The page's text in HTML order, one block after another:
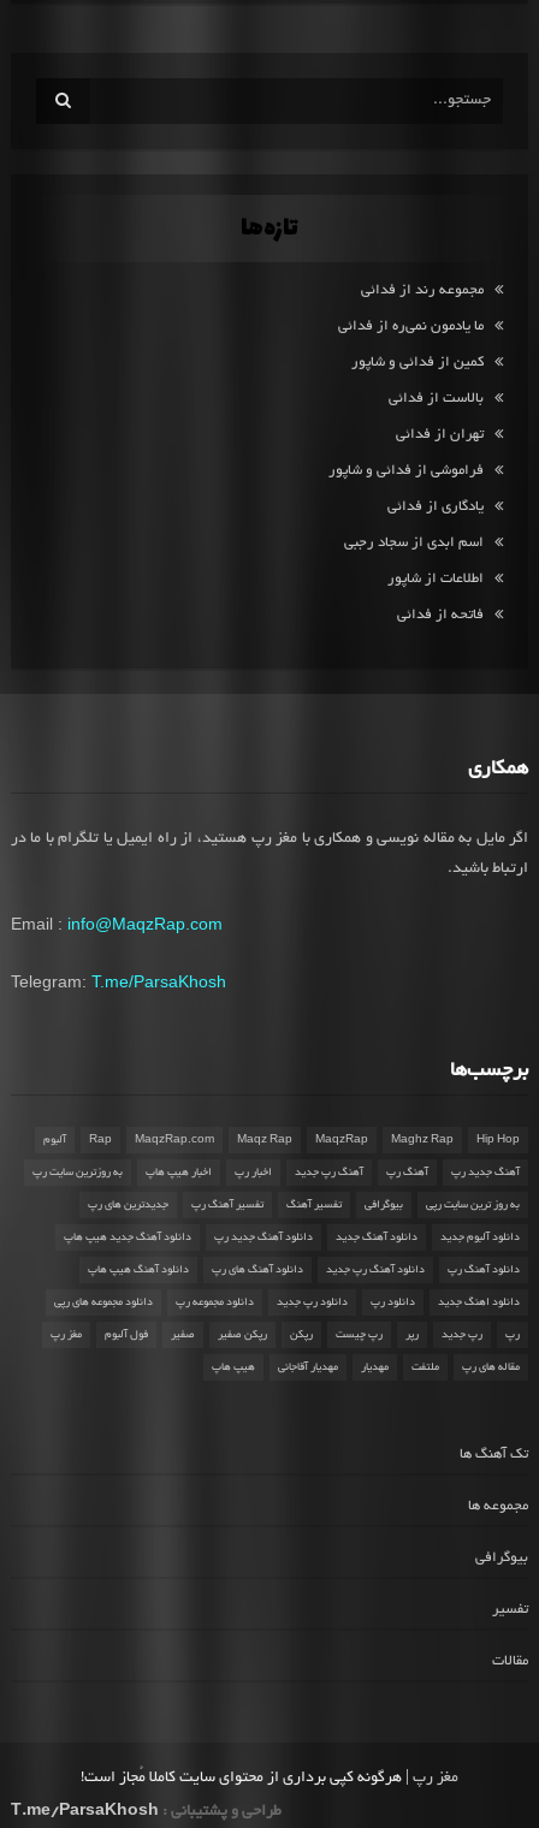
تازه‌ها
مجموعه رند از فدائی
ما یادمون نمی‌ره از فدائی
کمین از فدائی و شاپور
بالاست از فدائی
تهران از فدائی
فراموشی از فدائی و شاپور
یادگاری از فدائی
اسم ابدی از سجاد رجبی
اطلاعات از شاپور
فاتحه از فدائی
همکاری
اگر مایل به مقاله نویسی و همکاری با مغز رپ هستید، از راه ایمیل یا تلگرام با ما در
ارتباط باشید.
Email : info@MaqzRap.com
Telegram: T.me/ParsaKhosh
برچسب‌ها
Hip Hop
Maghz Rap
MaqzRap
Maqz Rap
MaqzRap.com
Rap آلبوم
آهنگ جدید رپ آهنگ رپ آهنگ رپ جدید اخبار رپ اخبار هیپ هاپ به روزترین سایت رپ
به روز ترین سایت رپی بیوگرافی تفسیر آهنگ تفسیر آهنگ رپ جدیدترین های رپ
دانلود آلبوم جدید دانلود آهنگ جدید دانلود آهنگ جدید رپ دانلود آهنگ جدید هیپ هاپ
دانلود آهنگ رپ دانلود آهنگ رپ جدید دانلود آهنگ های رپ دانلود آهنگ هیپ هاپ
دانلود اهنگ جدید دانلود رپ دانلود رپ جدید دانلود مجموعه رپ دانلود مجموعه های رپی
رپ رپ جدید رپر رپ چیست رپکن رپکن صفیر صفیر فول آلبوم مغز رپ
مقاله های رپ ملتفت مهدیار مهدیار آقاجانی هیپ هاپ
تک آهنگ ها
مجموعه ها
بیوگرافی
تفسیر
مقالات
مغز رپ | هرگونه کپی برداری از محتوای سایت کاملا مُجاز است!
طراحی و پشتیبانی : T.me/ParsaKhosh